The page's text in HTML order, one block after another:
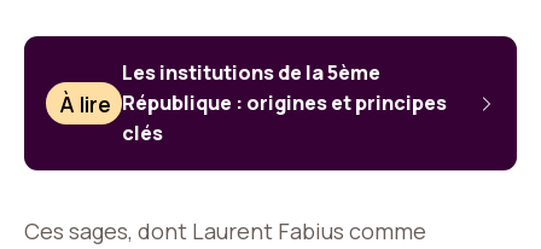
À lire
Les institutions de la 5ème
République : origines et principes
clés
Ces sages, dont Laurent Fabius comme